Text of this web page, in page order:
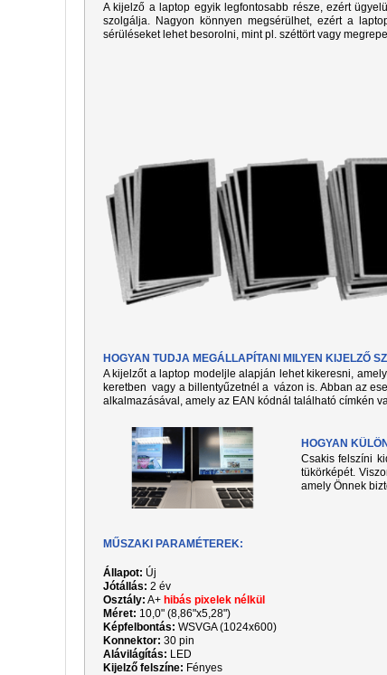
A kijelző a laptop egyik legfontosabb része, ezért
szolgálja. Nagyon könnyen megsérülhet, ezért a
sérüléseket lehet besorolni, mint pl. széttört vagy
HOGYAN TUDJA MEGÁLLAPÍTANI MILYEN KIJELZŐ
A kijelzőt a laptop modeljle alapján lehet kikeresni,
keretben vagy a billentyűzetnél a vázon is. Abban az
alkalmazásával, amely az EAN kódnál található címkén
HOGYAN
Csakis felszíni
tükörképét.
amely Önnek
MŰSZAKI PARAMÉTEREK:
Állapot: Új
Jótállás: 2 év
Osztály: A+ hibás pixelek nélkül
Méret: 10,0" (8,86"x5,28")
Képfelbontás: WSVGA (1024x600)
Konnektor: 30 pin
Alávilágítás: LED
Kijelző felszíne: Fényes